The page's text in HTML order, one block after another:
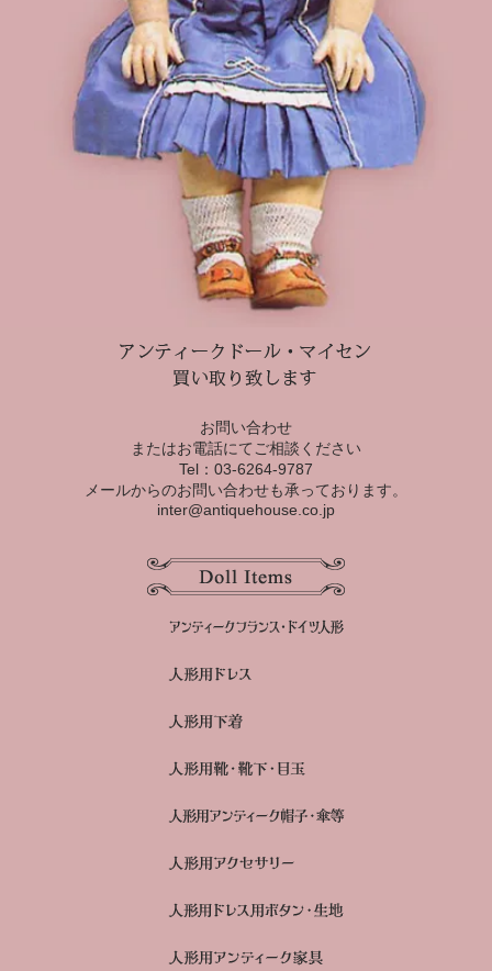
お問い合わせ
またはお電話にてご相談ください
Tel：03-6264-9787
メールからのお問い合わせも承っております。
inter@antiquehouse.co.jp